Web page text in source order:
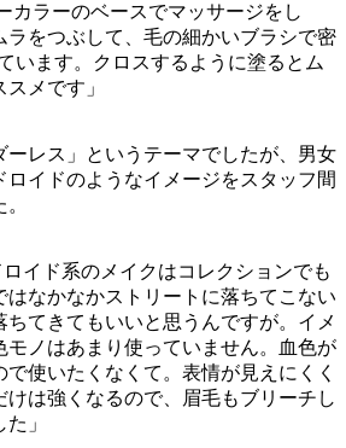
カラーのベースでマッサージをし
ラをつぶして、毛の細かいブラシで密
います。クロスするように塗るとム
メです」
レス」というテーマでしたが、男女
イドのようなイメージをスタッフ間
イド系のメイクはコレクションでも
はなかなかストリートに落ちてこない
ちてきてもいいと思うんですが。イメ
モノはあまり使っていません。血色が
使いたくなくて。表情が見えにくく
けは強くなるので、眉毛もブリーチし
」